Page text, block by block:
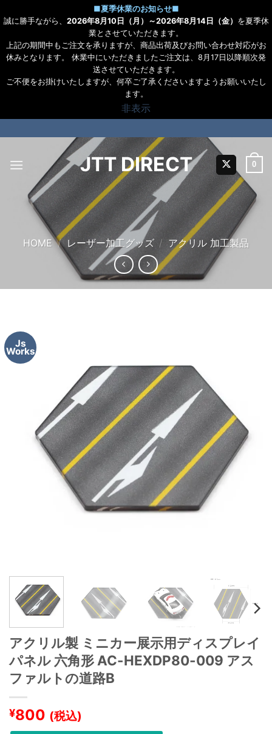
■夏季休業のお知らせ■
誠に勝手ながら、 2026年8月10日（月）～2026年8月14日（金） を夏季休
業とさせていただきます。
上記の期間中もご注文を承りますが、商品出荷及びお問い合わせ対応がお
休みとなります。 休業中にいただきましたご注文は、8月17日以降順次発
送させていただきます。
ご不便をお掛けいたしますが、何卒ご了承くださいますようお願いいたし
ます。
非表示
to
JTT DIRECT 0
HOME / レーザー加工グッズ / アクリル 加工製品
Js
Works
アクリル製 ミニカー展示用ディスプレイ
パネル 六角形 AC-HEXDP80-009 アス
ファルトの道路B
¥800 (税込)